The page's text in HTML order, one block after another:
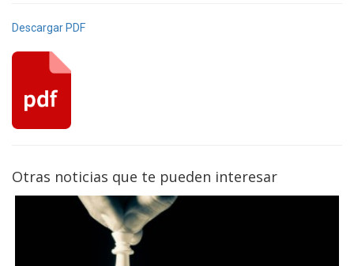
Descargar PDF
Otras noticias que te pueden interesar